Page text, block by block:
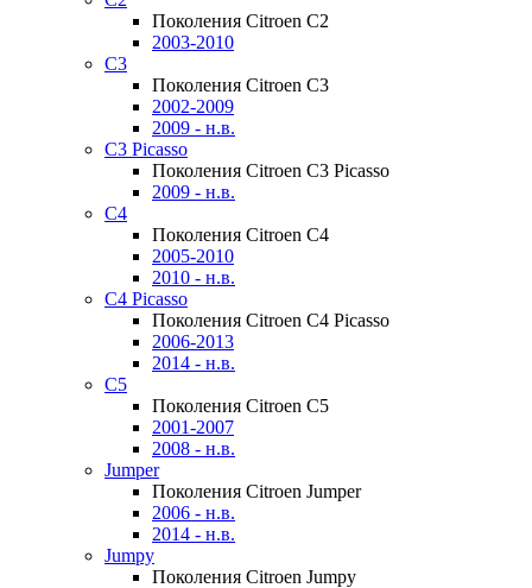
Поколения Citroen C2
2003-2010
C3
Поколения Citroen C3
2002-2009
2009 - н.в.
C3 Picasso
Поколения Citroen C3 Picasso
2009 - н.в.
C4
Поколения Citroen C4
2005-2010
2010 - н.в.
C4 Picasso
Поколения Citroen C4 Picasso
2006-2013
2014 - н.в.
C5
Поколения Citroen C5
2001-2007
2008 - н.в.
Jumper
Поколения Citroen Jumper
2006 - н.в.
2014 - н.в.
Jumpy
Поколения Citroen Jumpy